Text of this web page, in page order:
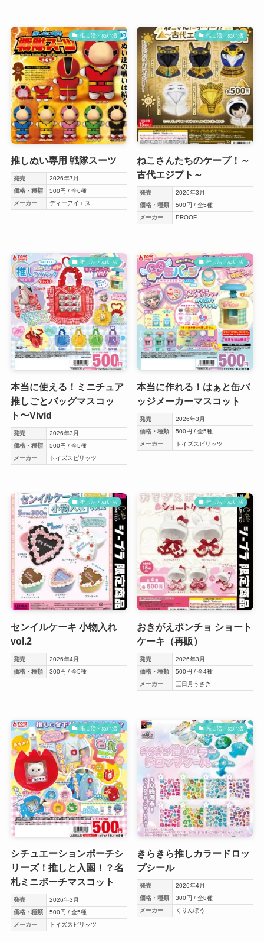
推し活・ぬい活
推しぬい専用 戦隊スーツ
発売
2026年7月
価格・種類
500円 / 全6種
メーカー
ディーアイエス
推し活・ぬい活
ねこさんたちのケープ！～
古代エジプト～
発売
2026年3月
価格・種類
500円 / 全5種
メーカー
PROOF
推し活・ぬい活
本当に使える！ミニチュア
推しごとバッグマスコッ
ト〜Vivid
発売
2026年3月
価格・種類
500円 / 全5種
メーカー
トイズスピリッツ
推し活・ぬい活
本当に作れる！はぁと缶バ
ッジメーカーマスコット
発売
2026年3月
価格・種類
500円 / 全5種
メーカー
トイズスピリッツ
推し活・ぬい活
センイルケーキ 小物入れ
vol.2
発売
2026年4月
価格・種類
300円 / 全5種
推し活・ぬい活
おきがえポンチョ ショート
ケーキ（再販）
発売
2026年3月
価格・種類
500円 / 全4種
メーカー
三日月うさぎ
推し活・ぬい活
シチュエーションポーチシ
リーズ！推しと入園！？名
札ミニポーチマスコット
発売
2026年3月
価格・種類
500円 / 全5種
メーカー
トイズスピリッツ
推し活・ぬい活
きらきら推しカラードロッ
プシール
発売
2026年4月
価格・種類
300円 / 全8種
メーカー
くりんぼう